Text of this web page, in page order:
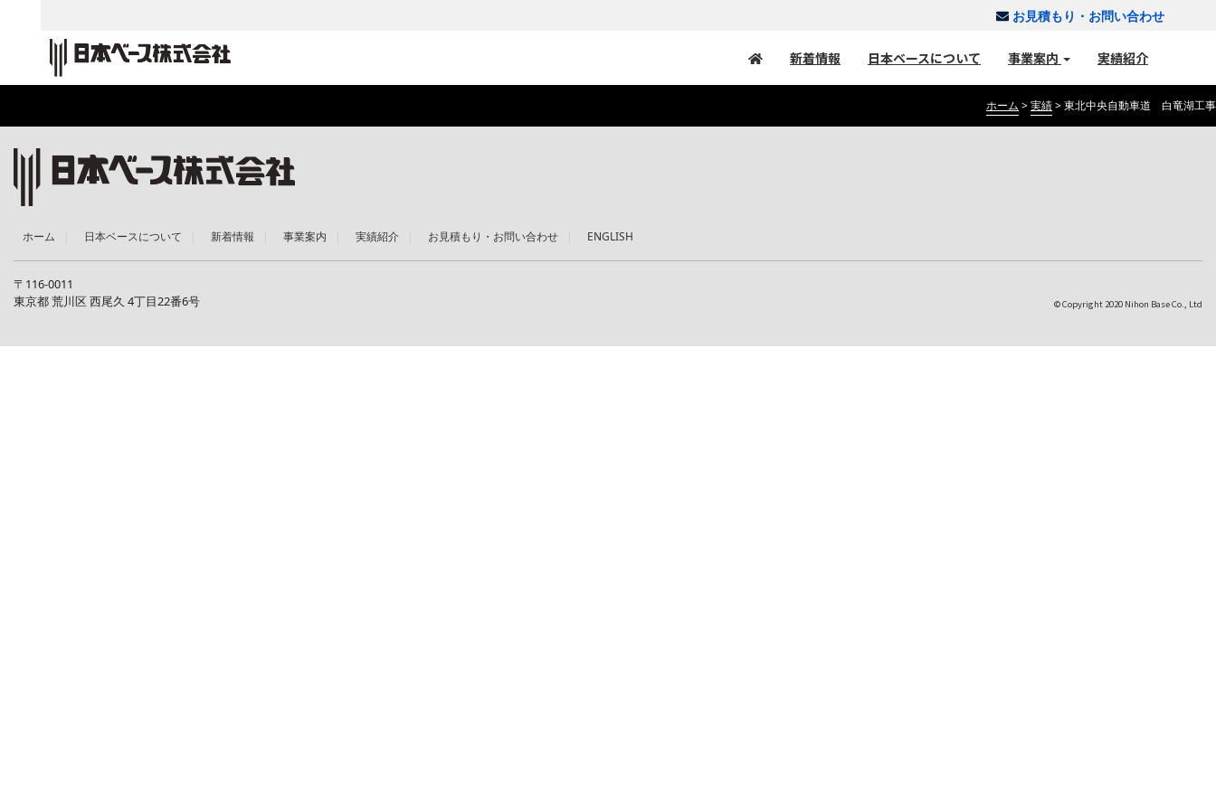
お見積もり・お問い合わせ
新着情報 日本ベースについて 事業案内 実績紹介
ホーム >実績>東北中央自動車道 白竜湖工事
ホーム 日本ベースについて 新着情報 事業案内 実績紹介 お見積もり・お問い合わせ ENGLISH
〒116-0011
東京都 荒川区 西尾久 4丁目22番6号
© Copyright 2020 Nihon Base Co., Ltd